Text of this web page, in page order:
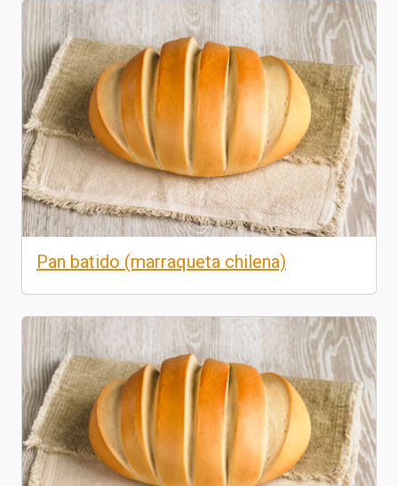
Pan batido (marraqueta chilena)